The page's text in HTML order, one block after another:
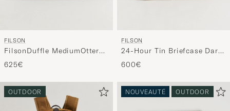
FILSON
FilsonDuffle MediumOtter
Green
625€
FILSON
24-Hour Tin Briefcase Dark
Tan
600€
OUTDOOR NOUVEAUTÉ OUTDOOR